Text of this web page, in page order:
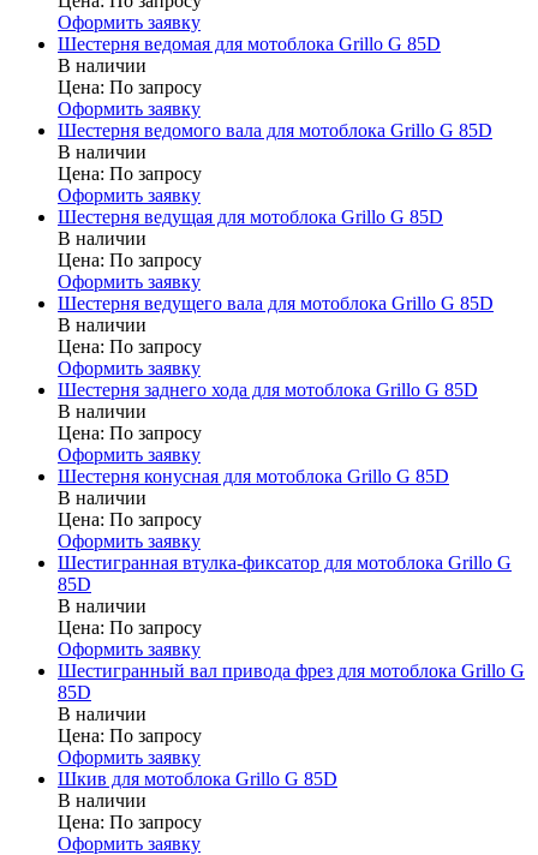
Оформить заявку
Шестерня ведомая для мотоблока Grillo G 85D
В наличии
Цена: По запросу
Оформить заявку
Шестерня ведомого вала для мотоблока Grillo G 85D
В наличии
Цена: По запросу
Оформить заявку
Шестерня ведущая для мотоблока Grillo G 85D
В наличии
Цена: По запросу
Оформить заявку
Шестерня ведущего вала для мотоблока Grillo G 85D
В наличии
Цена: По запросу
Оформить заявку
Шестерня заднего хода для мотоблока Grillo G 85D
В наличии
Цена: По запросу
Оформить заявку
Шестерня конусная для мотоблока Grillo G 85D
В наличии
Цена: По запросу
Оформить заявку
Шестигранная втулка-фиксатор для мотоблока Grillo G
85D
В наличии
Цена: По запросу
Оформить заявку
Шестигранный вал привода фрез для мотоблока Grillo G
85D
В наличии
Цена: По запросу
Оформить заявку
Шкив для мотоблока Grillo G 85D
В наличии
Цена: По запросу
Оформить заявку